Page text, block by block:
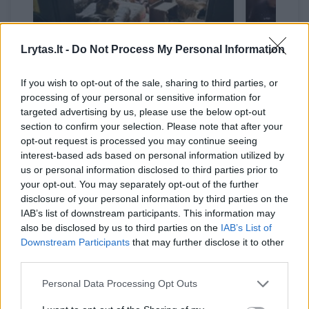
Lrytas.lt - Do Not Process My Personal Information
If you wish to opt-out of the sale, sharing to third parties, or
processing of your personal or sensitive information for
targeted advertising by us, please use the below opt-out
section to confirm your selection. Please note that after your
opt-out request is processed you may continue seeing
interest-based ads based on personal information utilized by
us or personal information disclosed to third parties prior to
your opt-out. You may separately opt-out of the further
disclosure of your personal information by third parties on the
IAB’s list of downstream participants. This information may
also be disclosed by us to third parties on the IAB’s List of
Downstream Participants that may further disclose it to other
Personal Data Processing Opt Outs
Po kaimyno pranešimo
atvėrę duris išvydo
sukrečiantį vaizdą: tarp
išmatų ir šiukšlių – 71 išsekusi
katė
žmonės
46-erių profesionali šunų dresuotoja ir
pasirodymų artistė J. Fraser pasakojo, kad
išmokyti taikant pozityvios dresūros